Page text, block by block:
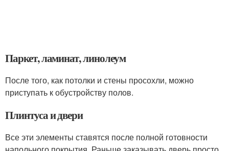
Паркет, ламинат, линолеум
После того, как потолки и стены просохли, можно
приступать к обустройству полов.
Плинтуса и двери
Все эти элементы ставятся после полной готовности